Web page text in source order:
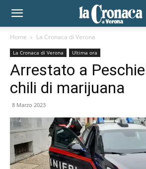
Home La Cronaca di Verona
La Cronaca di Verona Ultima ora
Arrestato a
chili di marijuana
8 Marzo 2023